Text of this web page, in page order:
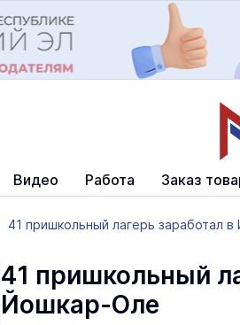
Видео Работа Заказ
41 пришкольный лагерь заработал
41 пришкольный
Йошкар-Оле